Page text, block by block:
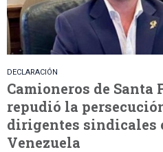
DECLARACIÓN
Camioneros de Santa
repudió la
dirigentes sindicales
Venezuela